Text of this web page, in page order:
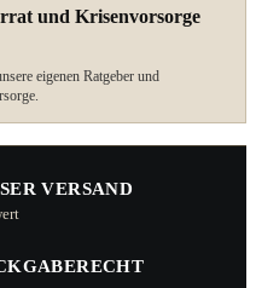
und Krisenvorsorge
eigenen Ratgeber und
VERSAND